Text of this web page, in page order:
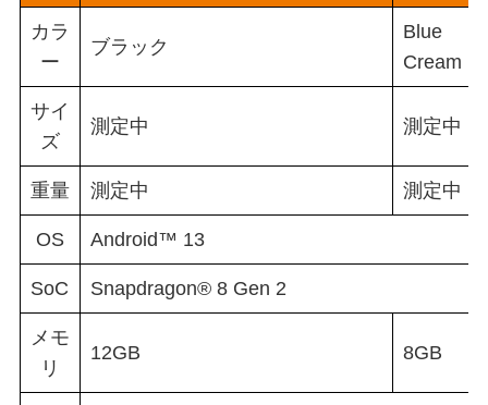
カラ
ー
ブラック
Blue
Cream
サイ
ズ
測定中 測定中
重量 測定中 測定中（
OS Android™ 13
SoC Snapdragon® 8 Gen 2
メモ
リ
12GB 8GB